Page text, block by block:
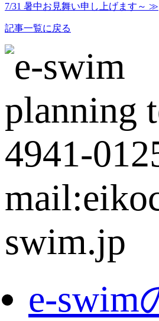
7/31 暑中お見舞い申し上げます～ ≫
記事一覧に戻る
e-swim